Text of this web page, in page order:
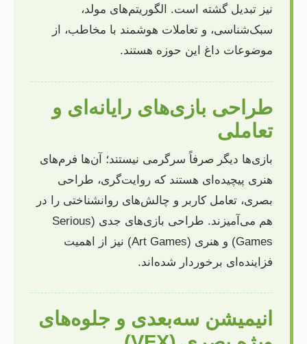
نیز تبدیل گشته است. الگوریتم‌های مولد،
سبک‌شناسی، و تعاملات هوشمند با مخاطب، از
موضوعات داغ این حوزه هستند.
طراحی بازی‌های رایانه‌ای و
تعاملی
بازی‌ها دیگر صرفاً سرگرمی نیستند؛ آن‌ها فرم‌های
هنری پیچیده‌ای هستند که روایت‌گری، طراحی
بصری، تعامل کاربر و چالش‌های روانشناختی را در
هم می‌آمیزند. طراحی بازی‌های جدی (Serious
Games) و هنری (Art Games) نیز از اهمیت
فزاینده‌ای برخوردار شده‌اند.
انیمیشن سه‌بعدی و جلوه‌های